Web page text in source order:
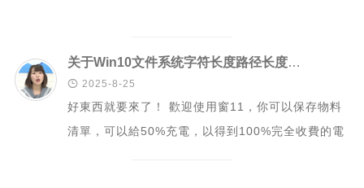
关于Win10文件系统字符长度路径长度限制导致文件无法打开删除与重命名的问题
 2025-8-25
好東西就要來了！ 歡迎使用窗11，你可以保存物料
清單，可以給50%充電，以得到100%完全收費的電